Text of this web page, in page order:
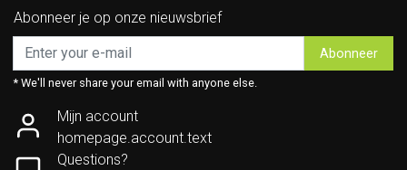
Abonneer je op onze nieuwsbrief
Abonneer
* We'll never share your email with anyone else.
Mijn account
homepage.account.text
Questions?